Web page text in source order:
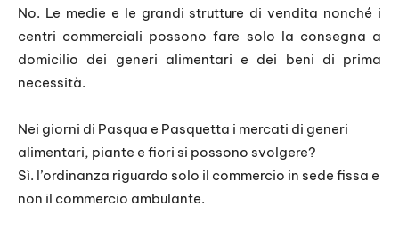
No. Le medie e le grandi strutture di vendita nonché i
centri commerciali possono fare solo la consegna a
domicilio dei generi alimentari e dei beni di prima
necessità.
Nei giorni di Pasqua e Pasquetta i mercati di generi
alimentari, piante e fiori si possono svolgere?
Sì. l’ordinanza riguardo solo il commercio in sede fissa e
non il commercio ambulante.